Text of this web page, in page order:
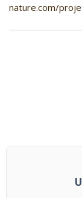
nature.com/